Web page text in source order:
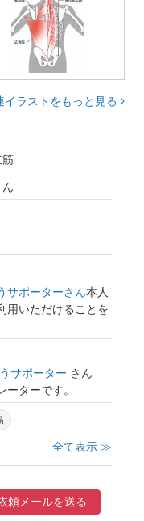
イラストをもっと見る
筋
ん
サポーターさん本人
用いただけることを
サポーター さん
ターです。
全て表示 ≫
頼メールを送る